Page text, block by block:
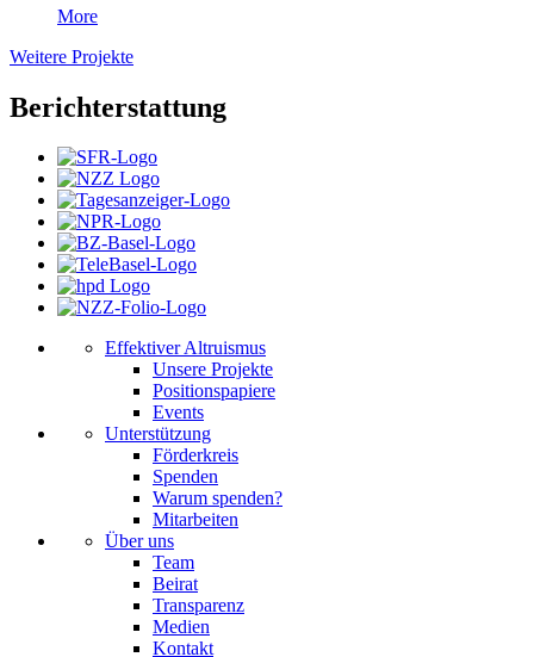
More
Weitere Projekte
Berichterstattung
Effektiver Altruismus
Unsere Projekte
Positionspapiere
Events
Unterstützung
Förderkreis
Spenden
Warum spenden?
Mitarbeiten
Über uns
Team
Beirat
Transparenz
Medien
Kontakt